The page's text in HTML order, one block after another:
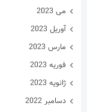
می 2023
آوریل 2023
مارس 2023
فوریه 2023
ژانویه 2023
دسامبر 2022